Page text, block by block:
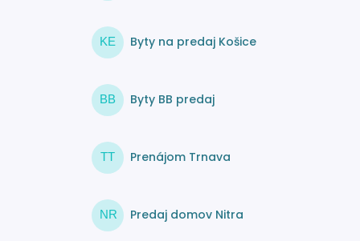
KE Byty na predaj Košice
BB Byty BB predaj
TT Prenájom Trnava
NR Predaj domov Nitra